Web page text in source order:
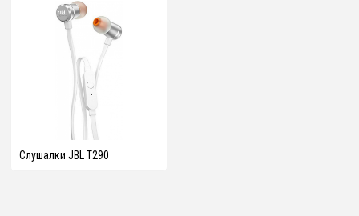
Слушалки JBL T290